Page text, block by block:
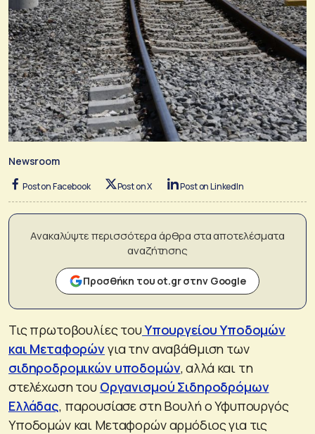
Newsroom
Post on Facebook Post on X Post on LinkedIn
Ανακαλύψτε περισσότερα άρθρα στα αποτελέσματα
αναζήτησης
Προσθήκη του ot.gr στην Google
Τις πρωτοβουλίες τουΥπουργείου Υποδομών
και Μεταφορώνγια την αναβάθμιση των
σιδηροδρομικών υποδομών, αλλά και τη
στελέχωση του Οργανισμού Σιδηροδρόμων
Ελλάδας, παρουσίασε στη Βουλή ο Υφυπουργός
Υποδομών και Μεταφορών αρμόδιος για τις